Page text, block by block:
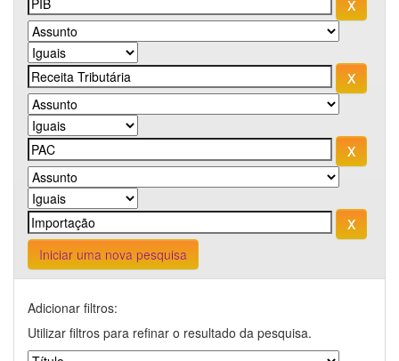
Iniciar uma nova pesquisa
Adicionar filtros:
Utilizar filtros para refinar o resultado da pesquisa.